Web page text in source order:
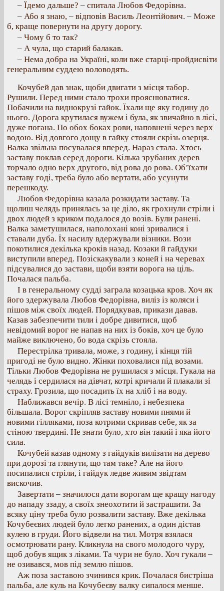
– Їдемо дальше? – спитала Любов Федорівна.
– Або я знаю, – відповів Василь Леонтійович. – Може
б, краще повернути на другу дорогу.
– Чому б то так?
– А чула, що старий балакав.
– Нема добра на Україні, коли вже старці-пройдисвіти
генеральним суддею воловодять.
Кочубей дав знак, щоби двигати з місця табор.
Рушили. Перед ними стало трохи прояснюватися.
Побачили на виднокрузі гайок. Їхали ще яку годину до
нього. Дорога крутилася вужем і була, як звичайно в лісі,
дуже погана. По обох боках рови, наповнені через верх
водою. Від довгого дощу в гайку стояли скрізь озерця.
Валка звільна посувалася вперед. Нараз стала. Хтось
заставу поклав серед дороги. Кілька зрубаних дерев
торчало одно верх другого, від рова до рова. Об’їхати
заставу годі, треба було або вертати, або усунути
перешкоду.
Любов Федорівна казала розкидати заставу. Та
щолиш челядь принялась за це діло, як грохнули стріли і
двох людей з криком подалося до возів. Були ранені.
Валка заметушилася, наполохані коні зривалися і
ставали дуба. Їх насилу вдержували візники. Вози
покотилися декілька кроків назад. Козаки й гайдуки
виступили вперед. Позіскакували з коней і на черевах
підсувалися до застави, щоби взяти ворога на ціль.
Почалася пальба.
І в генеральному судді заграла козацька кров. Хоч як
його здержувала Любов Федорівна, виліз із коляси і
пішов між своїх людей. Порядкував, прикази давав.
Казав забезпечити тили і добре дивитися, щоб
невідомий ворог не напав на них із боків, хоч це було
майже виключено, бо вода скрізь стояла.
Перестрілка тривала, може, з годину, і кінця тій
пригоді не було видно. Жінки поховалися під возами.
Тільки Любов Федорівна не рушилася з місця. Гукала на
челядь і сердилася на дівчат, котрі кричали й плакали зі
страху. Грозила, що посадить їх на хліб і на воду.
Наближався вечір. В лісі темніло, і небезпека
більшала. Ворог скріпляв заставу новими пнями й
новими гілляками, поза котрими скривав себе, як за
стіною твердині. Не знати було, хто він такий і яка його
сила.
Кочубей казав одному з гайдуків вилізати на дерево
при дорозі та глянути, що там таке? Але на його
посипалися стріли, і гайдук ледве живим звідтам
вискочив.
Завертати – значилося дати ворогам ще кращу нагоду
до нападу ззаду, а своїх знеохотити й застрашити. За
всяку ціну треба було розвалити заставу. Вже декілька
Кочубеєвих людей було легко ранених, а один дістав
кулею в груди. Його відвели на тил. Мотря взялася
осмотрювати рану. Кликнула на свого молодого чуру,
щоб добув ящик з ліками. Та чури не було. Хоч гукали –
не озивався, мов під землю пішов.
Аж поза заставою зчинився крик. Почалася бистріша
пальба, але куль на Кочубеєву валку сипалося менше.